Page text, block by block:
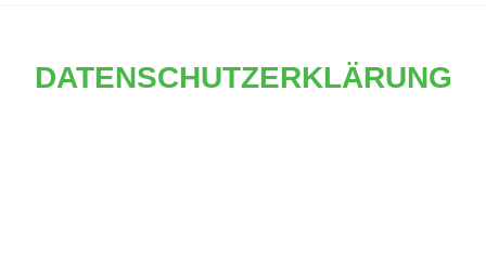
DATENSCHUTZERKLÄRUNG